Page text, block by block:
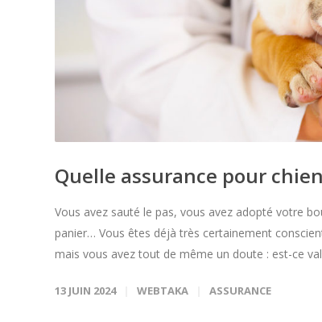
Quelle assurance pour
Vous avez sauté le pas, vous avez adopté votre
panier… Vous êtes déjà très certainement
mais vous avez tout de même un doute : est-ce
13 JUIN 2024 WEBTAKA ASSURANCE